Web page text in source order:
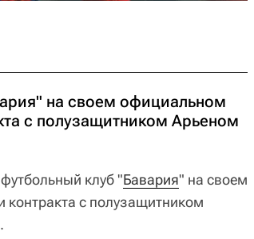
на своем официальном
с полузащитником Арьеном
клуб "Бавария" на своем
контракта с полузащитником